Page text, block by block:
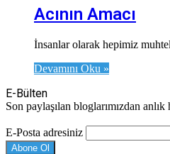
Acının Amacı
İnsanlar olarak hepimiz
Devamını Oku »
E-Bülten
Son paylaşılan bloglarımızdan
E-Posta adresiniz